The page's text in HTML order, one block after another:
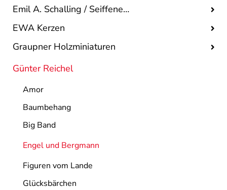
Emil A. Schalling / Seiffener Volkskunst
EWA Kerzen
Graupner Holzminiaturen
Günter Reichel
Amor
Baumbehang
Big Band
Engel und Bergmann
Figuren vom Lande
Glücksbärchen